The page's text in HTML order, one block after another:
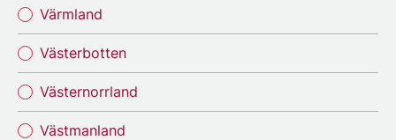
Värmland
Västerbotten
Västernorrland
Västmanland